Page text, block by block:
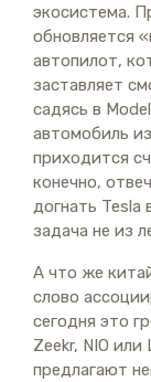
экосистема.
обновляется
автопилот,
заставляет
садясь в
автомобиль
приходится
конечно,
догнать
задача не из
А что же
слово
сегодня это
Zeekr, NIO
предлагают